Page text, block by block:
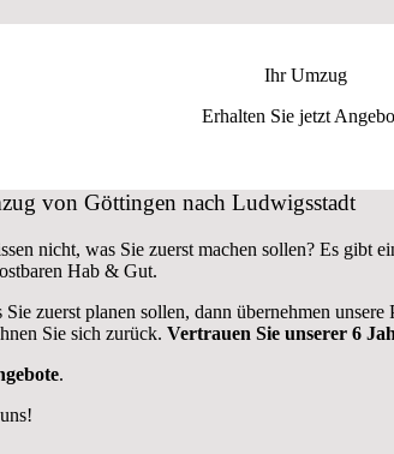
Ihr Umzug
Erhalten Sie jetzt
von Göttingen nach Ludwigsstadt
nicht, was Sie zuerst machen sollen? Es
Hab & Gut.
zuerst planen sollen, dann übernehmen
Sie sich zurück. Vertrauen Sie unserer 6
.